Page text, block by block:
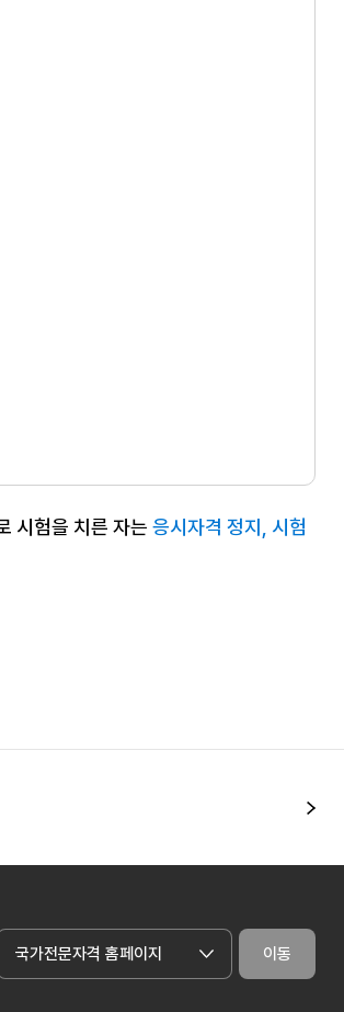
시험을 치른 자는 응시자격 정지, 시험
국가전문자격 홈페이지 이동